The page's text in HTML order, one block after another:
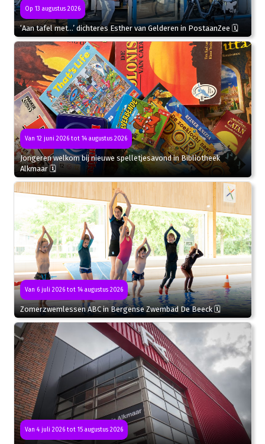
Op 13 augustus 2026
‘Aan tafel met…’ dichteres Esther van Gelderen in PostaanZee 🗓
Van 12 juni 2026 tot 14 augustus 2026
Jongeren welkom bij nieuwe spelletjesavond in Bibliotheek
Alkmaar 🗓
Van 6 juli 2026 tot 14 augustus 2026
Zomerzwemlessen ABC in Bergense Zwembad De Beeck 🗓
Van 4 juli 2026 tot 15 augustus 2026